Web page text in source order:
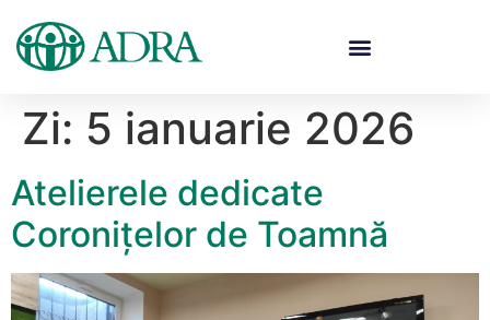
Zi: 5 ianuarie 2026
Atelierele dedicate
Coronițelor de Toamnă